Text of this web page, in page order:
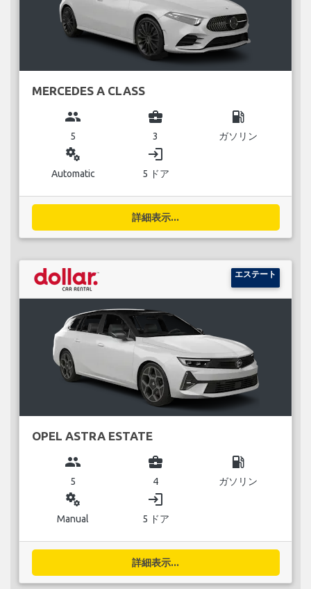
MERCEDES A CLASS
group
5
business_center
3
local_gas_station
ガソリン
miscellaneous_services
Automatic
login
5 ドア
詳細表示...
エステート
OPEL ASTRA ESTATE
group
5
business_center
4
local_gas_station
ガソリン
miscellaneous_services
Manual
login
5 ドア
詳細表示...